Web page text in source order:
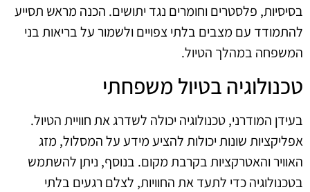
בסיסיות, פלסטרים וחומרים נגד יתושים. הכנה מראש תסייע
להתמודד עם מצבים בלתי צפויים ולשמור על בריאות בני
המשפחה במהלך הטיול.
טכנולוגיה בטיול משפחתי
בעידן המודרני, טכנולוגיה יכולה לשדרג את חוויית הטיול.
אפליקציות שונות יכולות להציע מידע על המסלול, מזג
האוויר והאטרקציות בקרבת מקום. בנוסף, ניתן להשתמש
בטכנולוגיה כדי לתעד את החוויות, לצלם רגעים בלתי